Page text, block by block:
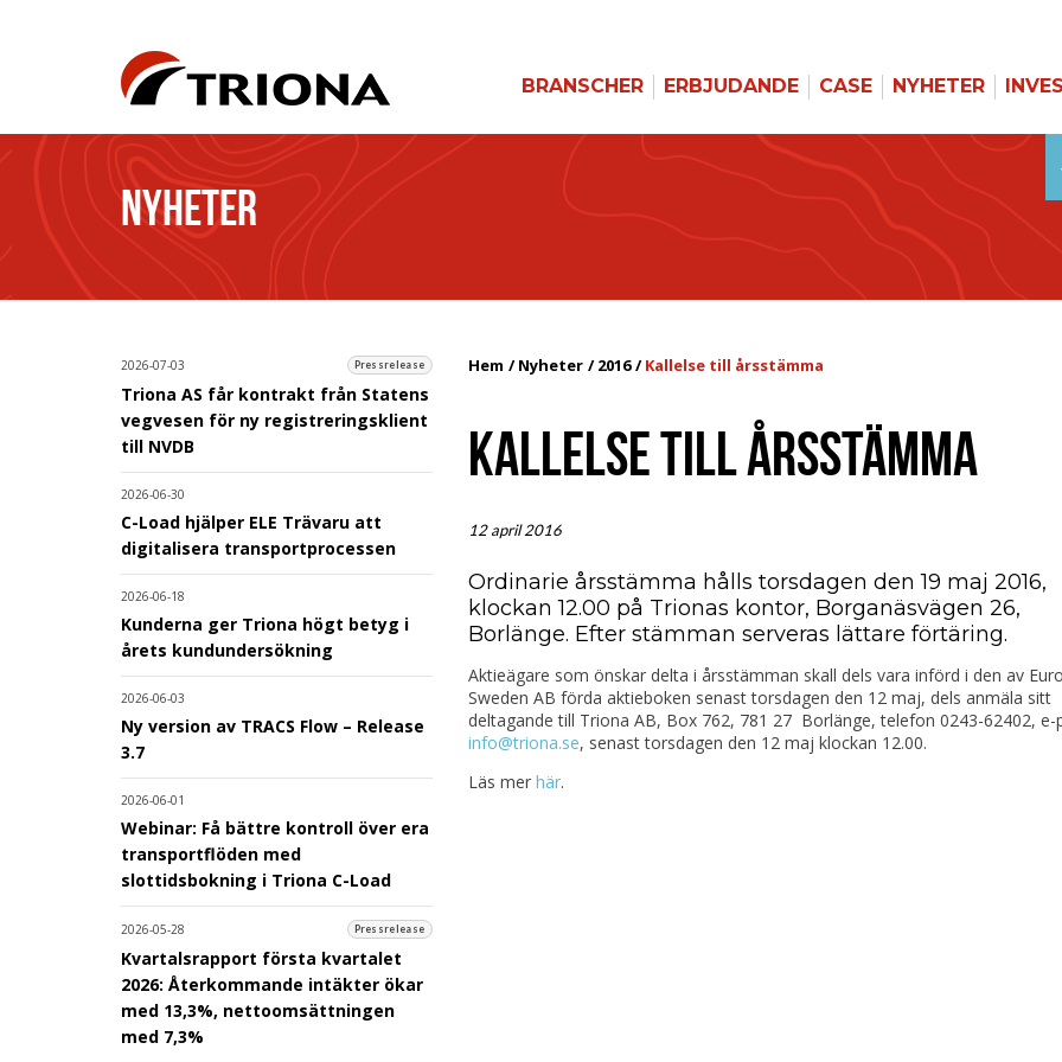
BRANSCHER ERBJUDANDE CASE NYHETER
NYHETER
2026-07-03 Pressrelease
Triona AS får kontrakt från Statens
vegvesen för ny registreringsklient
till NVDB
2026-06-30
C-Load hjälper ELE Trävaru att
digitalisera transportprocessen
2026-06-18
Kunderna ger Triona högt betyg i
årets kundundersökning
2026-06-03
Ny version av TRACS Flow – Release
3.7
2026-06-01
Webinar: Få bättre kontroll över era
transportflöden med
slottidsbokning i Triona C-Load
2026-05-28 Pressrelease
Kvartalsrapport första kvartalet
2026: Återkommande intäkter ökar
med 13,3%, nettoomsättningen
med 7,3%
Hem Nyheter 2016 Kallelse till årsstämma
KALLELSE TILL ÅRSSTÄMMA
12 april 2016
Ordinarie årsstämma hålls torsdagen den 19 maj 2016,
klockan 12.00 på Trionas kontor, Borganäsvägen 26,
Borlänge. Efter stämman serveras lättare förtäring.
Aktieägare som önskar delta i årsstämman skall dels vara införd i den av
Sweden AB förda aktieboken senast torsdagen den 12 maj, dels anmäla sitt
deltagande till Triona AB, Box 762, 781 27 Borlänge, telefon 0243-62402, e-
info@triona.se, senast torsdagen den 12 maj klockan 12.00.
Läs mer här.